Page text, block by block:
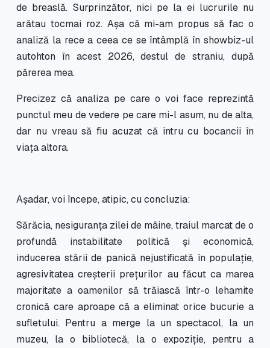
de breaslă. Surprinzător, nici pe la ei lucrurile nu
arătau tocmai roz. Așa că mi-am propus să fac o
analiză la rece a ceea ce se întâmplă în showbiz-ul
autohton în acest 2026, destul de straniu, după
părerea mea.
Precizez că analiza pe care o voi face reprezintă
punctul meu de vedere pe care mi-l asum, nu de alta,
dar nu vreau să fiu acuzat că intru cu bocancii în
viața altora.
Așadar, voi începe, atipic, cu concluzia:
Sărăcia, nesiguranța zilei de mâine, traiul marcat de o
profundă instabilitate politică și economică,
inducerea stării de panică nejustificată în populație,
agresivitatea creșterii prețurilor au făcut ca marea
majoritate a oamenilor să trăiască într-o lehamite
cronică care aproape că a eliminat orice bucurie a
sufletului. Pentru a merge la un spectacol, la un
muzeu, la o bibliotecă, la o expoziție, pentru a